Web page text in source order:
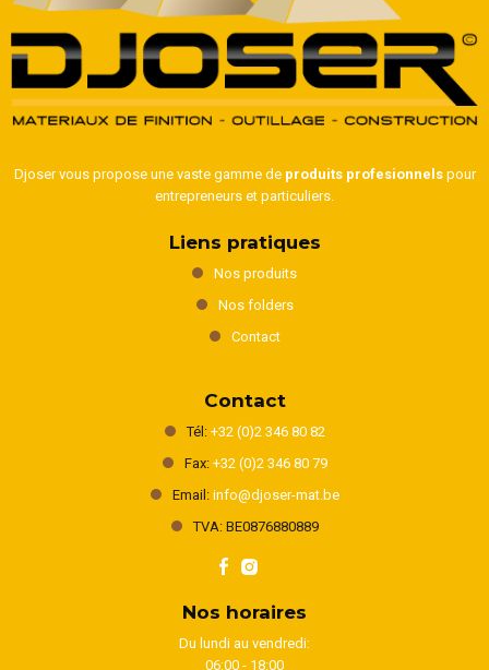
Djoser vous propose une vaste gamme de produits profesionnelspour
entrepreneurs et particuliers.
Liens pratiques
Nos produits
Nos folders
Contact
Contact
Tél: +32 (0)2 346 80 82
Fax: +32 (0)2 346 80 79
Email: info@djoser-mat.be
TVA: BE0876880889
Nos horaires
Du lundi au vendredi:
06:00 - 18:00